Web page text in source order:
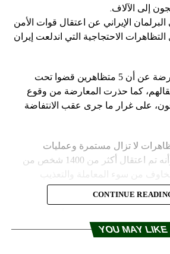
إلى الآلاف.
الإيراني عن اعتقال قوات الأمن
التظاهرات الاحتجاجية التي اندلعت إيران
كما تحدثت مصادر معارضة عن أن 5 متظاهرين قضوا تحت
كما حذرت المعارضة من وقوع
على غرار ما جرى عقب الانتفاضة
لا تزال مستمرة وعمليات
الاعتقال على أشدها، وأنه تم اعتقال أكثر من 1400 شخص من
ذلك ليصبح في القضية قتلى تجاوزت
CONTINUE
YOU MAY LIKE